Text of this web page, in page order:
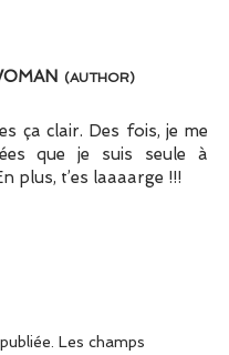
ça clair. Des fois, je me
que je suis seule à
plus, t’es laaaarge !!!
Les champs